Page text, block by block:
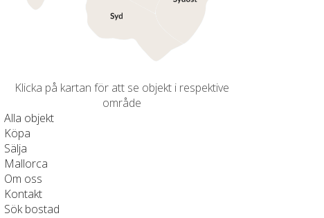
Klicka på kartan för att se objekt i respektive
område
Alla objekt
Köpa
Sälja
Mallorca
Om oss
Kontakt
Sök bostad